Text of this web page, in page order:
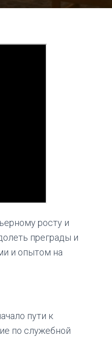
росту и
преграды и
и опытом на
пути к
по служебной